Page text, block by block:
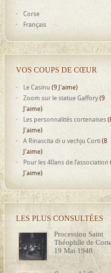
Corse
Français
VOS COUPS DE CŒUR
Le Casinu (9 J'aime)
Zoom sur le statue Gaffory(9
J'aime)
Les personnalités cortenaises
J'aime)
A Rinascita di u vechju Corti(8
J'aime)
Pour les 40ans de l’association
J'aime)
LES PLUS CONSULTÉES
Procession Saint
Théophile de
19 Mai 1948